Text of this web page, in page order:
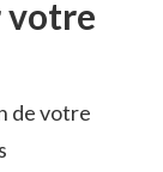
votre
de votre